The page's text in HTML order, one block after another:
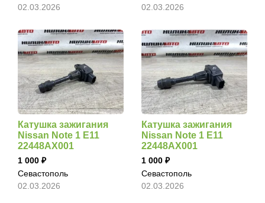
02.03.2026
02.03.2026
Катушка зажигания
Nissan Note 1 E11
22448AX001
1 000
Севастополь
02.03.2026
Катушка зажигания
Nissan Note 1 E11
22448AX001
1 000
Севастополь
02.03.2026